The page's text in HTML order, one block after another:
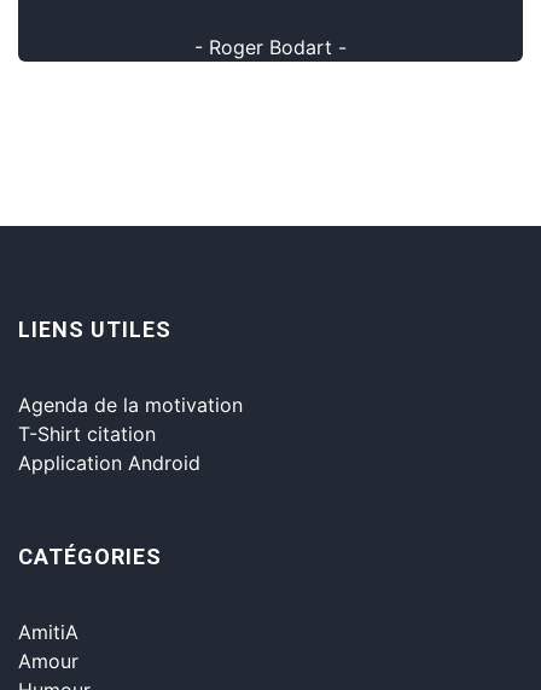
- Roger Bodart -
LIENS UTILES
Agenda de la motivation
T-Shirt citation
Application Android
CATÉGORIES
AmitiA
Amour